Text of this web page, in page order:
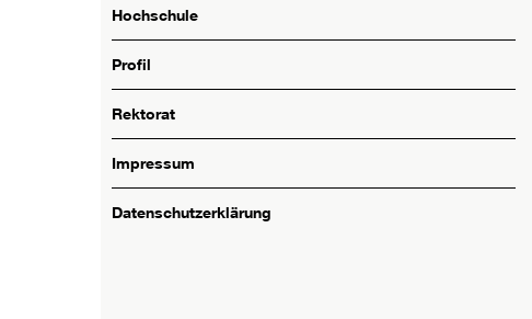
Hochschule
Profil
Rektorat
Impressum
Datenschutzerklärung